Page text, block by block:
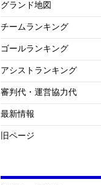
グランド地図
チームランキング
ゴールランキング
アシストランキング
審判代・運営協力代
最新情報
旧ページ